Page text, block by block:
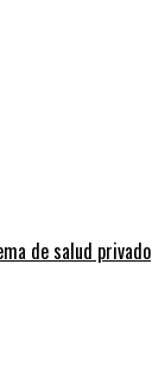
de salud privado